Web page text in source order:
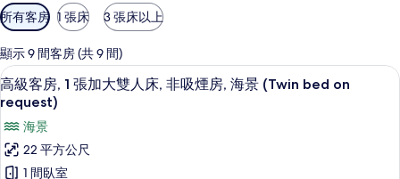
可
用
的
客
房
篩
選
條
件
所有客房 1 張床 3 張床以上
顯示 9 間客房 (共 9 間)
顯
示
高
級
客
高級客房, 1 張加大雙人床, 非吸煙房,
5
高級客房, 1 張加大雙人床, 非吸煙房, 海景 (Twin bed on
request)
海景
22 平方公尺
1 間臥室